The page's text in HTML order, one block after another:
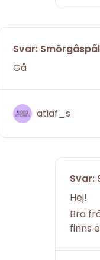
Svar:
Gå
atiaf_s
Svar:
Hej!
Bra
finns